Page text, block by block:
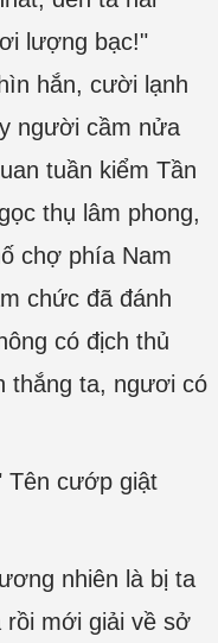
lượng bạc!"
hắn, cười lạnh
người cầm nửa
tuần kiểm Tần
thụ lâm phong,
chợ phía Nam
chức đã đánh
có địch thủ
thắng ta, ngươi có
Tên cướp giật
nhiên là bị ta
mới giải về sở